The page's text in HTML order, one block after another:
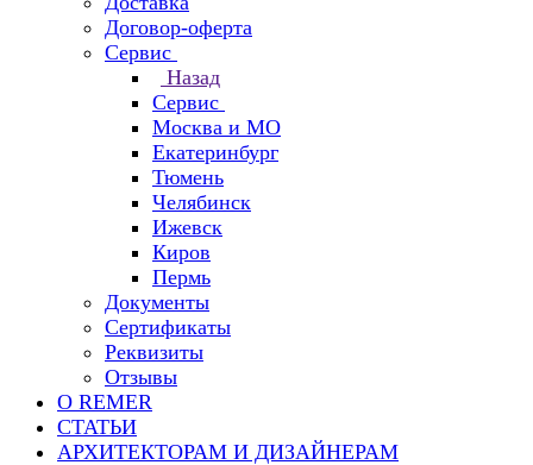
Договор-оферта
Сервис
Назад
Сервис
Москва и МО
Екатеринбург
Тюмень
Челябинск
Ижевск
Киров
Пермь
Документы
Сертификаты
Реквизиты
Отзывы
О REMER
СТАТЬИ
АРХИТЕКТОРАМ И ДИЗАЙНЕРАМ